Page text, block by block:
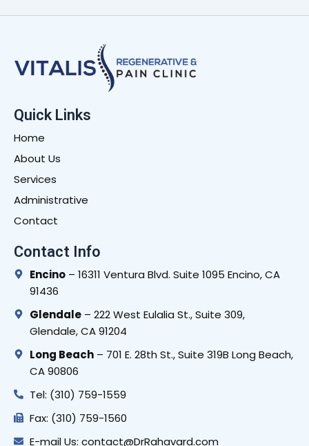
Quick Links
Home
About Us
Services
Administrative
Contact
Contact Info
Encino– 16311 Ventura Blvd. Suite 1095 Encino, CA
91436
Glendale– 222 West Eulalia St., Suite 309,
Glendale, CA 91204
Long Beach– 701 E. 28th St., Suite 319B Long Beach,
CA 90806
Tel: (310) 759-1559
Fax: (310) 759-1560
E-mail Us: contact@DrRahavard.com